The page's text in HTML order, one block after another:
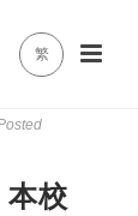
繁
本校